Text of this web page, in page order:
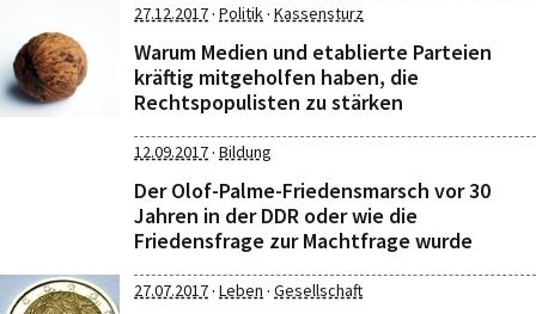
27.12.2017· Politik· Kassensturz
Warum Medien und etablierte Parteien
kräftig mitgeholfen haben, die
Rechtspopulisten zu stärken
12.09.2017· Bildung
Der Olof-Palme-Friedensmarsch vor 30
Jahren in der DDR oder wie die
Friedensfrage zur Machtfrage wurde
27.07.2017· Leben · Gesellschaft